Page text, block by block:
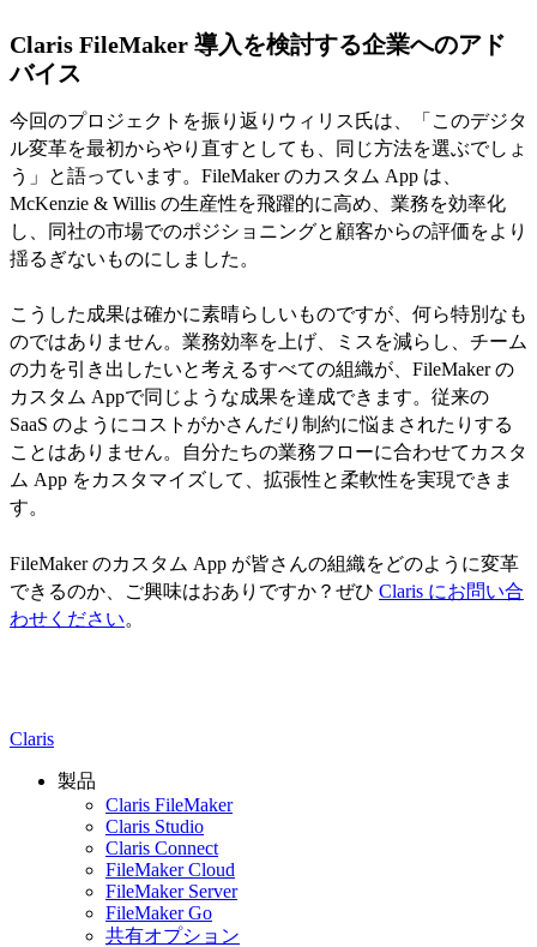
Claris FileMaker 導入を検討する企業へのアド
バイス
今回のプロジェクトを振り返りウィリス氏は、「このデジタ
ル変革を最初からやり直すとしても、同じ方法を選ぶでしょ
う」と語っています。FileMaker のカスタム App は、
McKenzie & Willis の生産性を飛躍的に高め、業務を効率化
し、同社の市場でのポジショニングと顧客からの評価をより
揺るぎないものにしました。
こうした成果は確かに素晴らしいものですが、何ら特別なも
のではありません。業務効率を上げ、ミスを減らし、チーム
の力を引き出したいと考えるすべての組織が、FileMaker の
カスタム Appで同じような成果を達成できます。従来の
SaaS のようにコストがかさんだり制約に悩まされたりする
ことはありません。自分たちの業務フローに合わせてカスタ
ム App をカスタマイズして、拡張性と柔軟性を実現できま
す。
FileMaker のカスタム App が皆さんの組織をどのように変革
できるのか、ご興味はおありですか？ぜひ Claris にお問い合
わせください。
Claris
製品
Claris FileMaker
Claris Studio
Claris Connect
FileMaker Cloud
FileMaker Server
FileMaker Go
共有オプション